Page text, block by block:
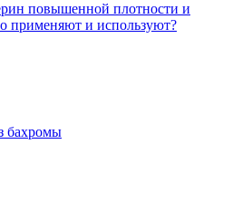
повышенной плотности и
применяют и используют?
бахромы